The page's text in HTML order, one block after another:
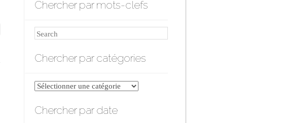
Chercher par mots-clefs
Search
Chercher par catégories
Chercher
catégories
Chercher par date